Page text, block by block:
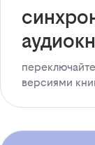
версиями